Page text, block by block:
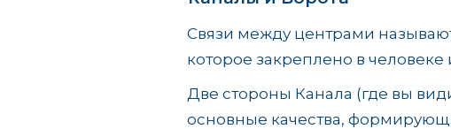
Связи между центрами
которое закреплено в человеке
Две стороны Канала (где вы
основные качества,